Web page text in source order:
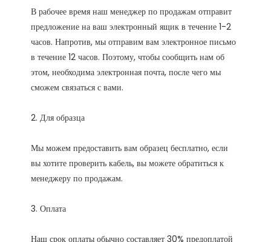
В рабочее время наш менеджер по продажам отправит
предложение на ваш электронный ящик в течение 1-2
часов. Напротив, мы отправим вам электронное письмо
в течение 12 часов. Поэтому, чтобы сообщить нам об
этом, необходима электронная почта, после чего мы
Мы можем предоставить вам образец бесплатно, если
вы хотите проверить кабель, вы можете обратиться к
Наш срок оплаты обычно составляет 30% предоплатой